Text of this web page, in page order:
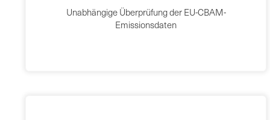
Unabhängige Überprüfung der EU-CBAM-
Emissionsdaten